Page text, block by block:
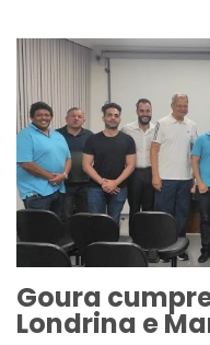
Goura
Londrina e